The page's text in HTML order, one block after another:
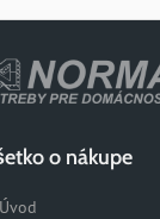
o nákupe
Úvod